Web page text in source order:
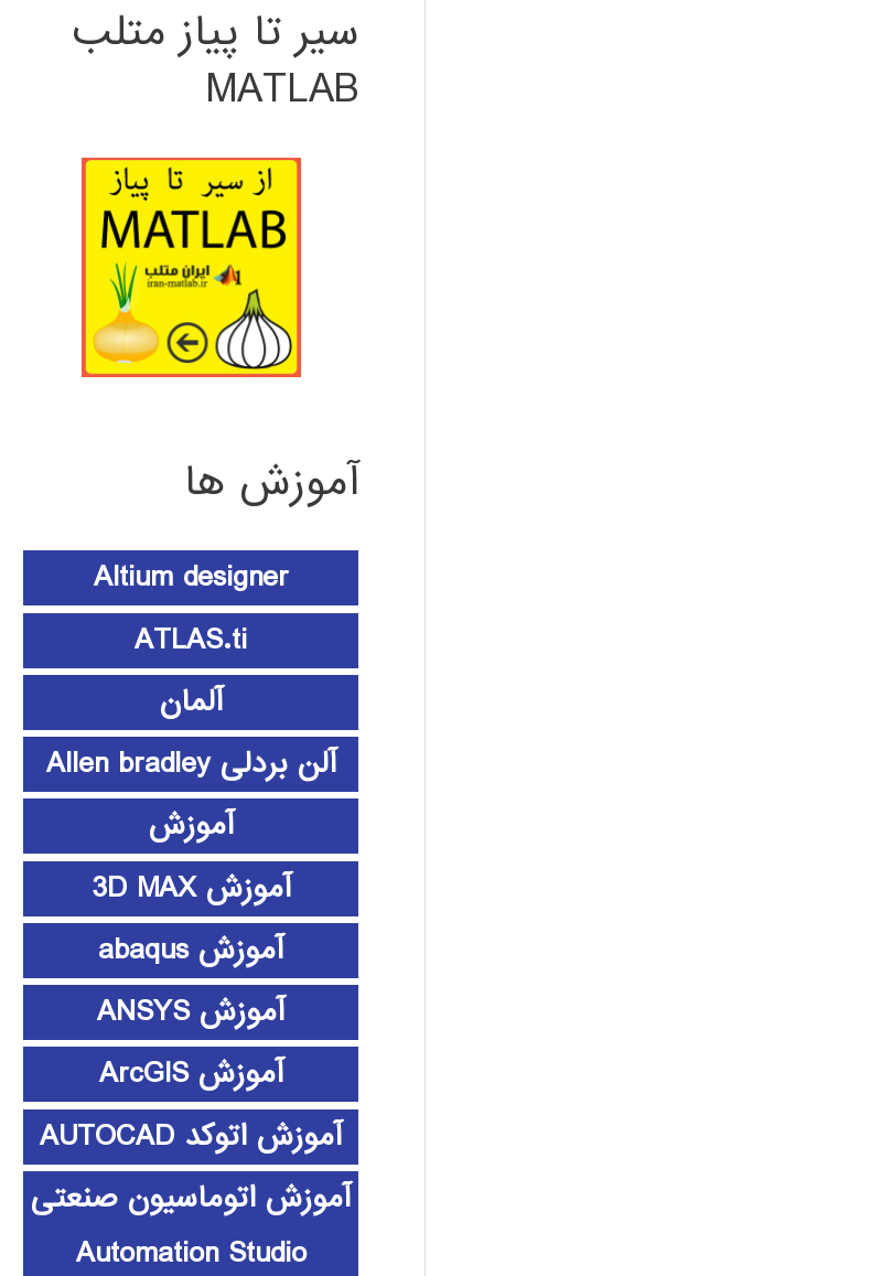
سیر تا پیاز متلب
MATLAB
آموزش ها
Altium designer
ATLAS.ti
آلمان
آلن بردلی Allen bradley
آموزش
آموزش 3D MAX
آموزش abaqus
آموزش ANSYS
آموزش ArcGIS
آموزش اتوکد AUTOCAD
آموزش اتوماسیون صنعتی
Automation Studio